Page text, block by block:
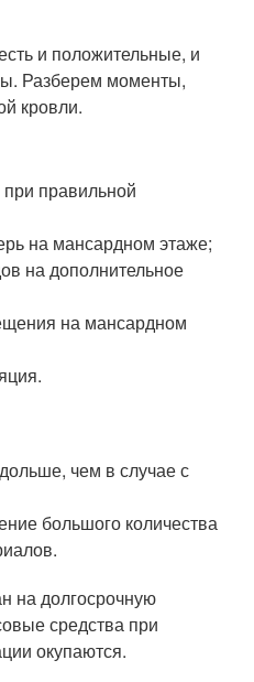
и положительные, и
Разберем моменты,
кровли.
правильной
на мансардном этаже;
на дополнительное
на мансардном
чем в случае с
большого количества
на долгосрочную
средства при
окупаются.